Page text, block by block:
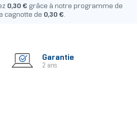
0,30 € grâce à notre programme de
cagnotte de 0,30 €.
Garantie
2 ans